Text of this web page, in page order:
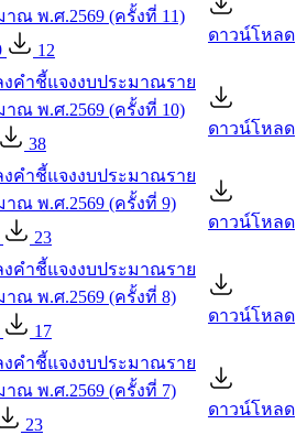
ณ พ.ศ.2569 (ครั้งที่ 11)
12
ดาวน์โหลด
คำชี้แจงงบประมาณราย
ณ พ.ศ.2569 (ครั้งที่ 10)
38
ดาวน์โหลด
คำชี้แจงงบประมาณราย
าณ พ.ศ.2569 (ครั้งที่ 9)
23
ดาวน์โหลด
คำชี้แจงงบประมาณราย
าณ พ.ศ.2569 (ครั้งที่ 8)
17
ดาวน์โหลด
คำชี้แจงงบประมาณราย
าณ พ.ศ.2569 (ครั้งที่ 7)
23
ดาวน์โหลด